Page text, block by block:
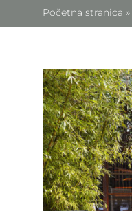
Početna stranica »